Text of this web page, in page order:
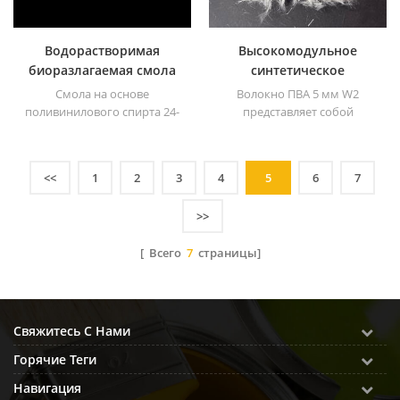
Водорастворимая
биоразлагаемая смола
Поливиниловый спирт
PVOH
Смола на основе
поливинилового спирта 24-
Высокомодульное
синтетическое
поливинилспиртовое
волокно PVA для замены
Волокно ПВА 5 мм W2
представляет собой
поливинилового спирта в
качестве основного сырья.
<< 1 2 3 4 5 6 7
>>
[ Всего 7страницы]
Свяжитесь С Нами
Горячие Теги
Навигация